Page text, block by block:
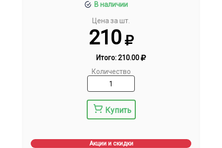
В наличии
Цена за шт.
210
Итого:210.00
Количество
Купить
Акции и скидки